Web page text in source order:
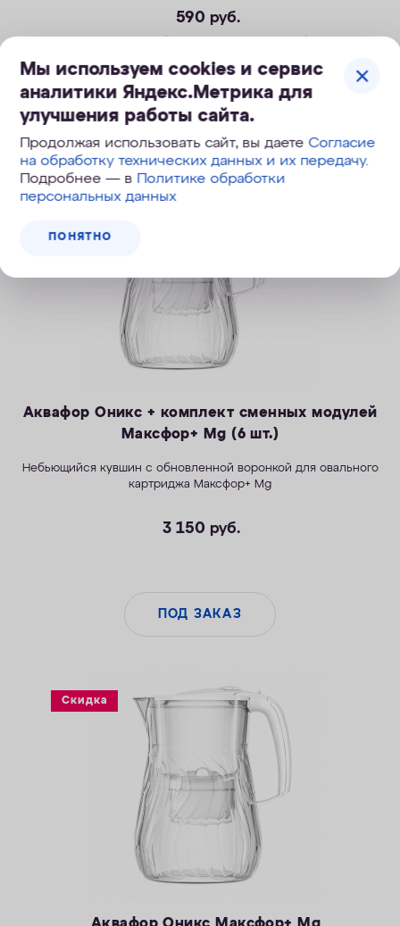
590 руб.
ПОД ЗАКАЗ
Аквафор Оникс + комплект сменных модулей
Максфор+ Mg (6 шт.)
Небьющийся кувшин с обновленной воронкой для овального
картриджа Максфор+ Mg
3 150 руб.
ПОД ЗАКАЗ
Скидка
Мы используем cookies и сервис
аналитики Яндекс.Метрика для
улучшения работы сайта.
Продолжая использовать сайт, вы даетеСогласие
на обработку технических данных и их передачу.
Подробнее — в Политике обработки
персональных данных
ПОНЯТНО